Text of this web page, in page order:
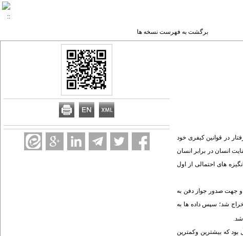
برگشت به فهرست نسخه ها
در قوانین کیفری خود
انسان در برابر انسان
های احتمالی از اول
تا آخر اسفند سال 1390 در استان فارس به قتل رسیده و جهت صدور جواز دفن به
شد؛ سپس داده­ ها به
معیار سن قربانیان به ترتیب برابر با 58/15±66/32 سال بود که بیشترین وکمترین